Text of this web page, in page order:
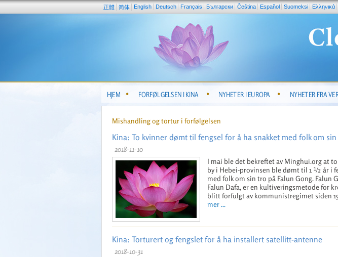
正體 简体 English Deutsch Français Български Čeština Español Suomeksi Ελληνικά
HJEM FORFØLGELSEN I KINA NYHETER I EUROPA NYHETER FRA
Mishandling og tortur i forfølgelsen
Kina: To kvinner dømt til fengsel for å ha snakket med folk om
2018-11-10
I mai ble det bekreftet av Minghui.org at
by i Hebei-provinsen ble dømt til 1 ½ år i
med folk om sin tro på Falun Gong. Falun
Falun Dafa, er en kultiveringsmetode for
blitt forfulgt av kommunistregimet siden
mer ...
Kina: Torturert og fengslet for å ha installert satellitt-antenne
2018-10-31